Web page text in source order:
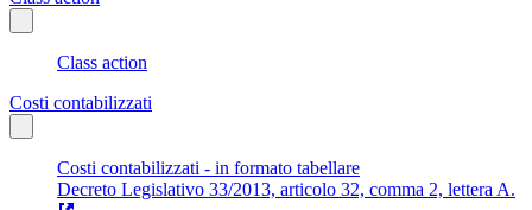
Class action
Costi contabilizzati
Costi contabilizzati - in formato tabellare
Decreto Legislativo 33/2013, articolo 32, comma 2, lettera A.